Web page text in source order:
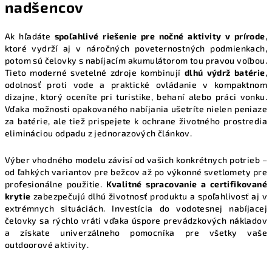
c
i
e
p
r
v
k
y
ý
p
i
s
u
nadšencov
Ak hľadáte spoľahlivé riešenie pre nočné aktivity v prírode,
ktoré vydrží aj v náročných poveternostných podmienkach,
potom sú čelovky s nabíjacím akumulátorom tou pravou voľbou.
Tieto moderné svetelné zdroje kombinují dlhú výdrž batérie,
odolnosť proti vode a praktické ovládanie v kompaktnom
dizajne, ktorý oceníte pri turistike, behaní alebo práci vonku.
Vďaka možnosti opakovaného nabíjania ušetríte nielen peniaze
za batérie, ale tiež prispejete k ochrane životného prostredia
elimináciou odpadu z jednorazových článkov.
Výber vhodného modelu závisí od vašich konkrétnych potrieb –
od ľahkých variantov pre bežcov až po výkonné svetlomety pre
profesionálne použitie. Kvalitné spracovanie a certifikované
krytie zabezpečujú dlhú životnosť produktu a spoľahlivosť aj v
extrémnych situáciách. Investícia do vodotesnej nabíjacej
čelovky sa rýchlo vráti vďaka úspore prevádzkových nákladov
a získate univerzálneho pomocníka pre všetky vaše
outdoorové aktivity.